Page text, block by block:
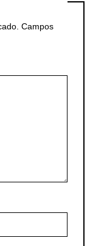
Campos